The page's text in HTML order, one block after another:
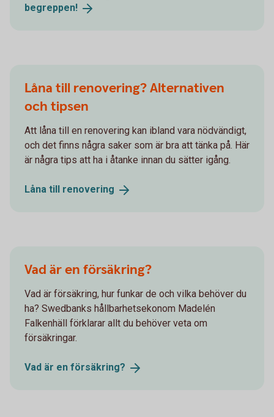
begreppen!
Låna till renovering? Alternativen
och tipsen
Att låna till en renovering kan ibland vara nödvändigt,
och det finns några saker som är bra att tänka på. Här
är några tips att ha i åtanke innan du sätter igång.
Låna till renovering
Vad är en försäkring?
Vad är försäkring, hur funkar de och vilka behöver du
ha? Swedbanks hållbarhetsekonom Madelén
Falkenhäll förklarar allt du behöver veta om
försäkringar.
Vad är en försäkring?